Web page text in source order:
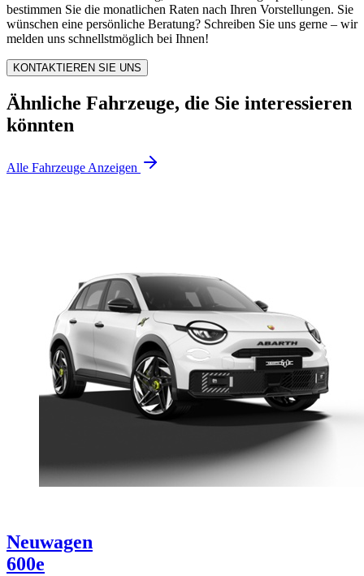
bestimmen Sie die monatlichen Raten nach Ihren Vorstellungen. Sie
wünschen eine persönliche Beratung? Schreiben Sie uns gerne – wir
melden uns schnellstmöglich bei Ihnen!
KONTAKTIEREN SIE UNS
Ähnliche Fahrzeuge, die Sie interessieren
könnten
Alle Fahrzeuge Anzeigen
Neuwagen
600e